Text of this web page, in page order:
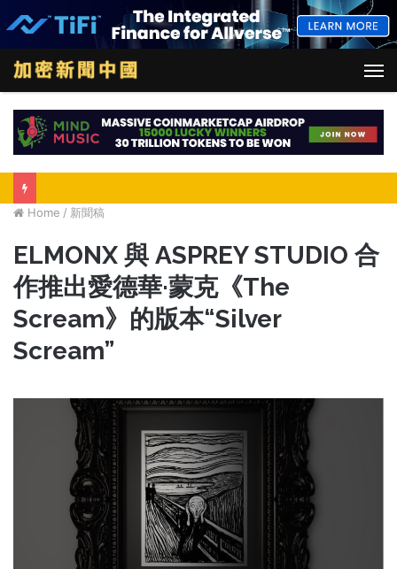
Home / 新聞稿
ELMONX 與 ASPREY STUDIO 合
作推出愛德華·蒙克《The
Scream》的版本“Silver
Scream”